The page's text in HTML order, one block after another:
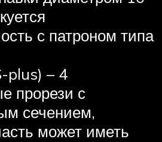
с патроном типа
plus) – 4
прорези с
сечением,
может иметь